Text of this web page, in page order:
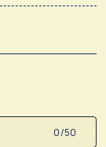
0 /50